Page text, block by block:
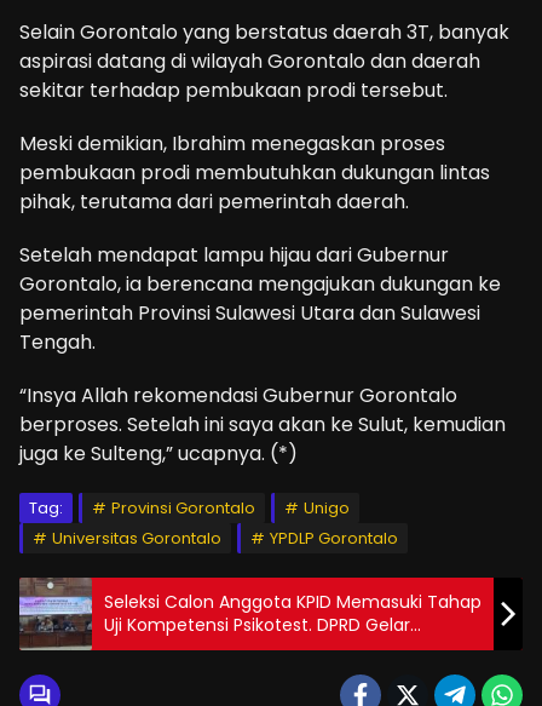
Selain Gorontalo yang berstatus daerah 3T, banyak
aspirasi datang di wilayah Gorontalo dan daerah
sekitar terhadap pembukaan prodi tersebut.
Meski demikian, Ibrahim menegaskan proses
pembukaan prodi membutuhkan dukungan lintas
pihak, terutama dari pemerintah daerah.
Setelah mendapat lampu hijau dari Gubernur
Gorontalo, ia berencana mengajukan dukungan ke
pemerintah Provinsi Sulawesi Utara dan Sulawesi
Tengah.
“Insya Allah rekomendasi Gubernur Gorontalo
berproses. Setelah ini saya akan ke Sulut, kemudian
juga ke Sulteng,” ucapnya. (*)
Tag: Provinsi Gorontalo
Unigo
Universitas Gorontalo
YPDLP Gorontalo
Seleksi Calon Anggota KPID Memasuki Tahap
Uji Kompetensi Psikotest. DPRD Gelar
Paripurna Pergantian Anggota Timsel